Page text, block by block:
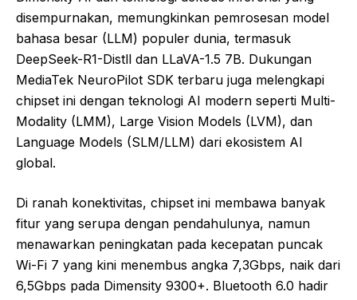
disempurnakan, memungkinkan pemrosesan model
bahasa besar (LLM) populer dunia, termasuk
DeepSeek-R1-Distll dan LLaVA-1.5 7B. Dukungan
MediaTek NeuroPilot SDK terbaru juga melengkapi
chipset ini dengan teknologi AI modern seperti Multi-
Modality (LMM), Large Vision Models (LVM), dan
Language Models (SLM/LLM) dari ekosistem AI
global.
Di ranah konektivitas, chipset ini membawa banyak
fitur yang serupa dengan pendahulunya, namun
menawarkan peningkatan pada kecepatan puncak
Wi-Fi 7 yang kini menembus angka 7,3Gbps, naik dari
6,5Gbps pada Dimensity 9300+. Bluetooth 6.0 hadir